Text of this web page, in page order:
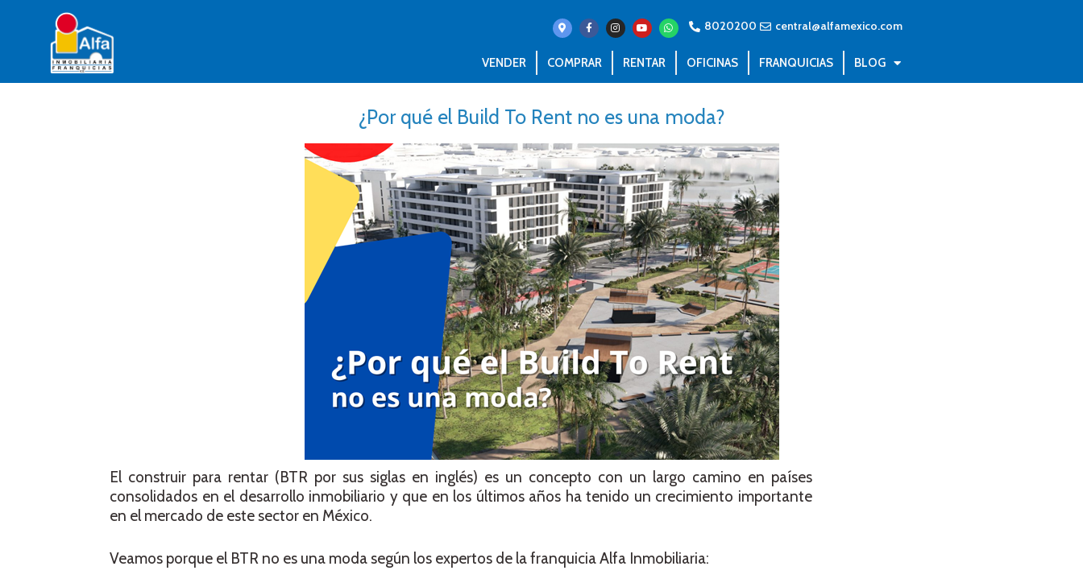
8020200 central@alfamexico.com
VENDER COMPRAR RENTAR OFICINAS FRANQUICIAS BLOG
¿Por qué el Build To Rent no es una moda?
El construir para rentar (BTR por sus siglas en inglés) es un concepto con un largo camino en países
consolidados en el desarrollo inmobiliario y que en los últimos años ha tenido un crecimiento importante
en el mercado de este sector en México.
Veamos porque el BTR no es una moda según los expertos de la franquicia Alfa Inmobiliaria: